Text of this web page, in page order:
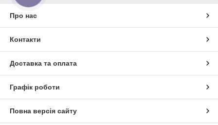
Про нас
Контакти
Доставка та оплата
Графік роботи
Повна версія сайту